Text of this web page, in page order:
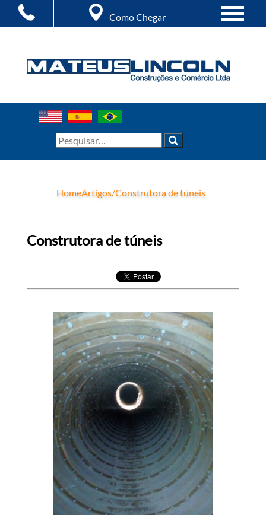
Como Chegar
HomeArtigos/Construtora de túneis
Construtora de túneis